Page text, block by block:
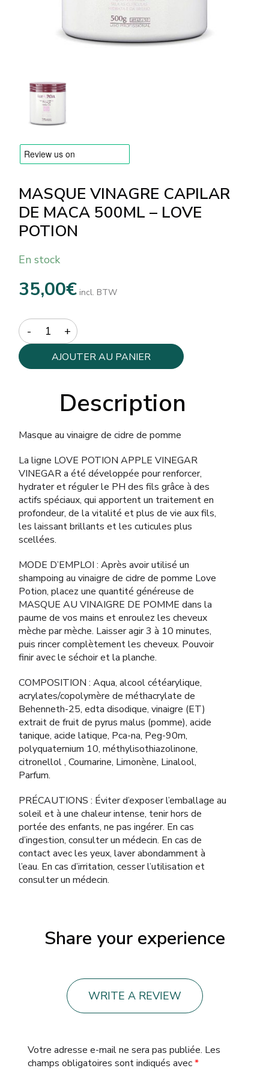
Questions fréquemment posées
Contactez nous
MASQUE VINAGRE CAPILAR
DE MACA 500ML – LOVE
POTION
En stock
35,00€ incl. BTW
Quantity
AJOUTER AU PANIER
Description
Masque au vinaigre de cidre de pomme
La ligne LOVE POTION APPLE VINEGAR
VINEGAR a été développée pour renforcer,
hydrater et réguler le PH des fils grâce à des
actifs spéciaux, qui apportent un traitement en
profondeur, de la vitalité et plus de vie aux fils,
les laissant brillants et les cuticules plus
scellées.
MODE D’EMPLOI : Après avoir utilisé un
shampoing au vinaigre de cidre de pomme Love
Potion, placez une quantité généreuse de
MASQUE AU VINAIGRE DE POMME dans la
paume de vos mains et enroulez les cheveux
mèche par mèche. Laisser agir 3 à 10 minutes,
puis rincer complètement les cheveux. Pouvoir
finir avec le séchoir et la planche.
COMPOSITION : Aqua, alcool cétéarylique,
acrylates/copolymère de méthacrylate de
Behenneth-25, edta disodique, vinaigre (ET)
extrait de fruit de pyrus malus (pomme), acide
tanique, acide latique, Pca-na, Peg-90m,
polyquaternium 10, méthylisothiazolinone,
citronellol , Coumarine, Limonène, Linalool,
Parfum.
PRÉCAUTIONS : Éviter d’exposer l’emballage au
soleil et à une chaleur intense, tenir hors de
portée des enfants, ne pas ingérer. En cas
d’ingestion, consulter un médecin. En cas de
contact avec les yeux, laver abondamment à
l’eau. En cas d’irritation, cesser l’utilisation et
consulter un médecin.
Share your experience
WRITE A REVIEW
Votre adresse e-mail ne sera pas publiée. Les
champs obligatoires sont indiqués avec*